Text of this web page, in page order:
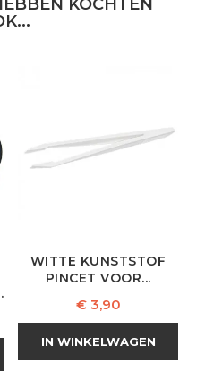
KOCHTEN
WITTE KUNSTSTOF
PINCET VOOR...
Prijs
€ 3,90
IN WINKELWAGEN